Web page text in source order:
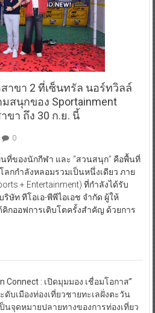
สาขา 2 ที่เซ็นทรัล นอร์ทวิลล์
สนุกของ Sportainment
ขา ถึง 30 ก.ย. นี้
0
ที่ของนักกีฬา และ “สวนสนุก” คือพื้นที่
กกำลังหลอมรวมเป็นหนึ่งเดียว ภาย
+ Entertainment) ที่กำลังได้รับ
ษัท ทีโอเอ-พีพีไอเอช จำกัด ผู้ให้
คิกออฟการเติบโตครั้งสำคัญ ด้วยการ
Connect : เปิดมุมมอง เชื่อมโอกาส”
ดับเมืองท่องเที่ยวชายทะเลฝั่งตะวัน
นจุดหมายปลายทางของการท่องเที่ยว